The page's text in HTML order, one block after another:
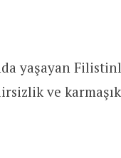
yaşayan
ve